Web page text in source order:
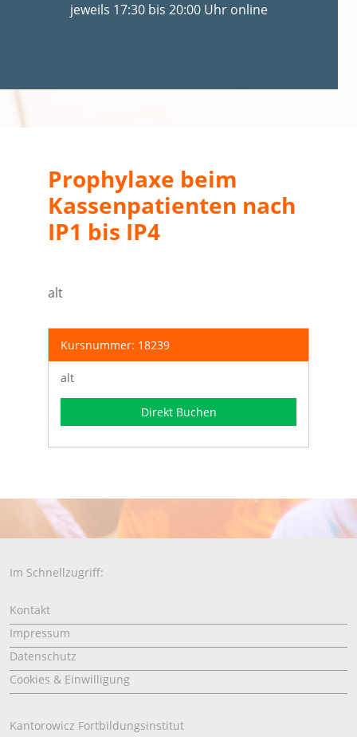
jeweils 17:30 bis 20:00 Uhr online
Prophylaxe beim
Kassenpatienten nach
IP1 bis IP4
alt
Kursnummer: 18239
alt
Direkt Buchen
Im Schnellzugriff:
Kontakt
Impressum
Datenschutz
Cookies & Einwilligung
Kantorowicz Fortbildungsinstitut